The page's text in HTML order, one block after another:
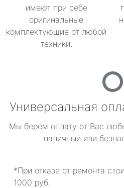
имеют при себе
оригинальные
комплектующие от любой
техники.
Универсальная
Мы берем оплату от Вас
наличный или
*При отказе от ремонта
1000 руб.